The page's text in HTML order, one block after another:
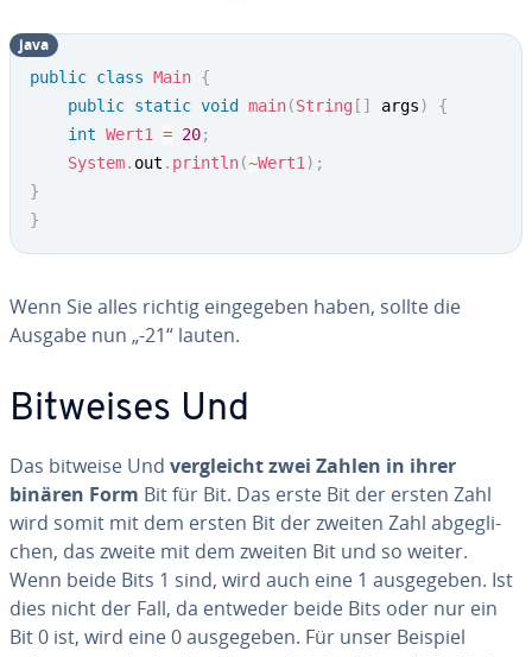
public class Main {
public static void main(String [ ] args)
{
int Wert1 = 20;
System. out . println(~Wert1 ) ;
}
}
java
Wenn Sie alles richtig ein­ge­ge­ben haben, sollte die
Ausgabe nun „-21“ lauten.
Bitweises Und
Das bitweise Und ver­gleicht zwei Zahlen in ihrer
binären Form Bit für Bit. Das erste Bit der ersten Zahl
wird somit mit dem ersten Bit der zweiten Zahl ab­ge­gli­
chen, das zweite mit dem zweiten Bit und so weiter.
Wenn beide Bits 1 sind, wird auch eine 1 aus­ge­ge­ben. Ist
dies nicht der Fall, da entweder beide Bits oder nur ein
Bit 0 ist, wird eine 0 aus­ge­ge­ben. Für unser Beispiel